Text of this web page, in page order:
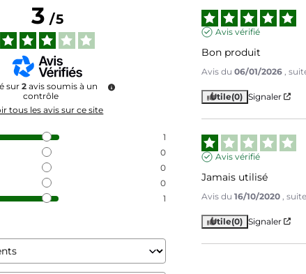
3/5
sur2 avis soumis à un
contrôle
tous les avis sur ce site
1
0
0
0
1
Avis vérifié
Bon produit
Avis du 06/01/2026 ,
Utile(0) Signaler
Avis vérifié
Jamais utilisé
Avis du 16/10/2020 ,
Utile(0) Signaler